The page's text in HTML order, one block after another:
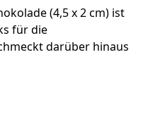
(4,5 x 2 cm) ist
für die
darüber hinaus